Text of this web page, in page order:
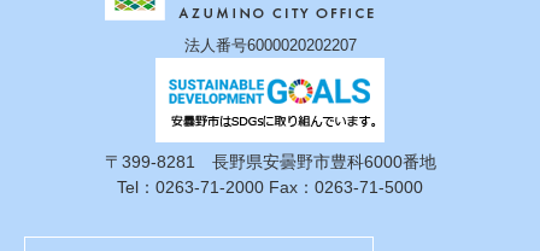
法人番号6000020202207
〒399-8281 長野県安曇野市豊科6000番地
Tel：0263-71-2000 Fax：0263-71-5000